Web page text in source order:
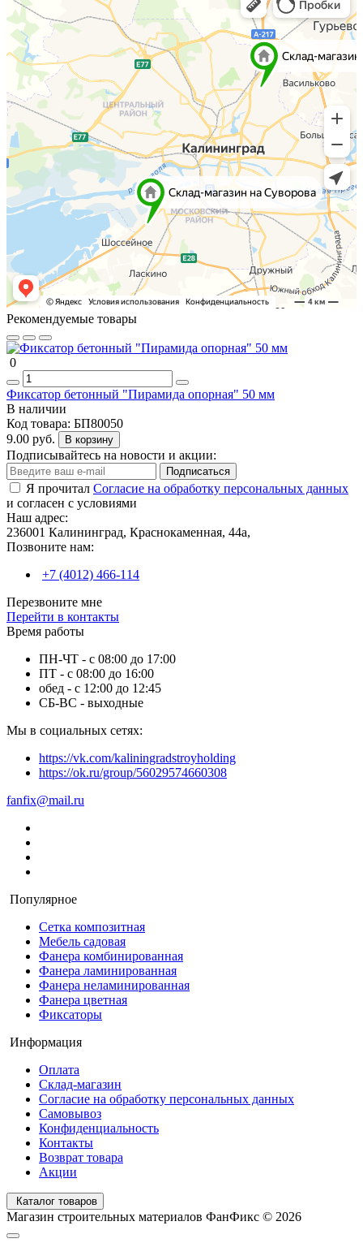
Рекомендуемые товары
0
Фиксатор бетонный "Пирамида опорная" 50 мм
В наличии
Код товара: БП80050
9.00 руб.
В корзину
Подписывайтесь на новости и акции:
Подписаться
Я прочитал Согласие на обработку персональных данных
и согласен с условиями
Наш адрес:
236001 Калининград, Краснокаменная, 44а,
Позвоните нам:
+7 (4012) 466-114
Перезвоните мне
Перейти в контакты
Время работы
ПН-ЧТ - с 08:00 до 17:00
ПТ - с 08:00 до 16:00
обед - с 12:00 до 12:45
СБ-ВС - выходные
Мы в социальных сетях:
https://vk.com/kaliningradstroyholding
https://ok.ru/group/56029574660308
fanfix@mail.ru
Популярное
Сетка композитная
Мебель садовая
Фанера комбинированная
Фанера ламинированная
Фанера неламинированная
Фанера цветная
Фиксаторы
Информация
Оплата
Склад-магазин
Согласие на обработку персональных данных
Самовывоз
Конфиденциальность
Контакты
Возврат товара
Акции
Каталог товаров
Магазин строительных материалов ФанФикс © 2026